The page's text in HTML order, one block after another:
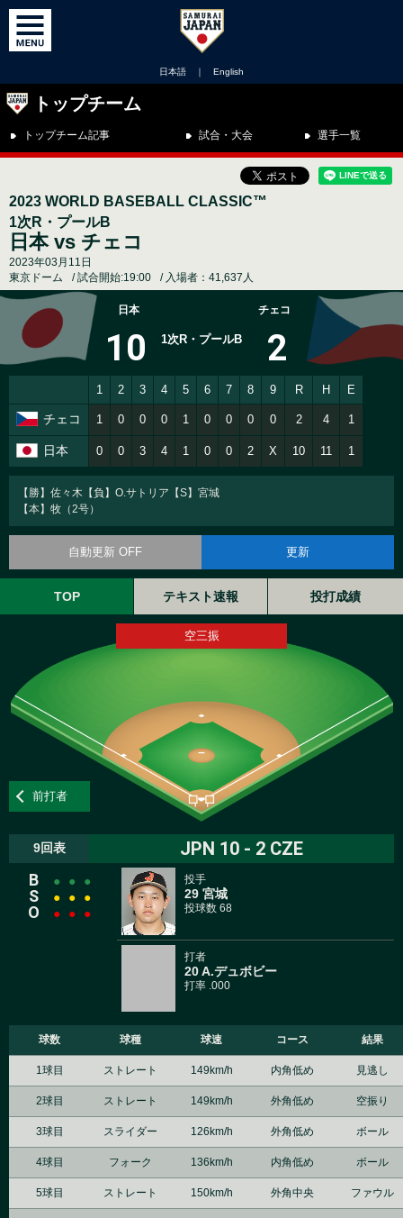
日本語 ｜ English
トップチーム
トップチーム記事 試合・大会 選手一覧
2023 WORLD BASEBALL CLASSIC™
1次R・プールB
日本 vs チェコ
2023年03月11日
東京ドーム
試合開始:19:00 入場者：41,637人
日本
10 1次R・プールB
チェコ
2
1 2 3 4 5 6 7 8 9 R H E
チェコ 1 0 0 0 1 0 0 0 0 2 4 1
日本 0 0 3 4 1 0 0 2 X 10 11 1
【勝】佐々木【負】O.サトリア【S】宮城
【本】牧（2号）
自動更新 OFF 更新
TOP テキスト速報 投打成績